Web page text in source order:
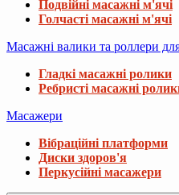
Подвійні масажні м'ячі
Голчасті масажні м'ячі
Масажні валики та роллери
Гладкі масажні ролики
Ребристі масажні
Масажери
Вібраційні платформи
Диски здоров'я
Перкусійні масажери